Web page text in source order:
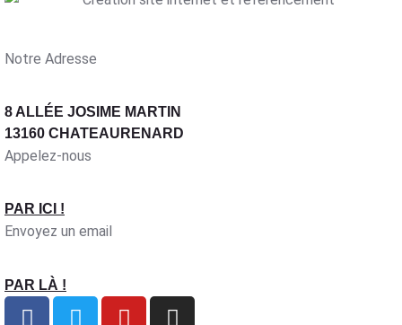
Notre Adresse
8 ALLÉE JOSIME MARTIN
13160 CHATEAURENARD
Appelez-nous
PAR ICI !
Envoyez un email
PAR LÀ !